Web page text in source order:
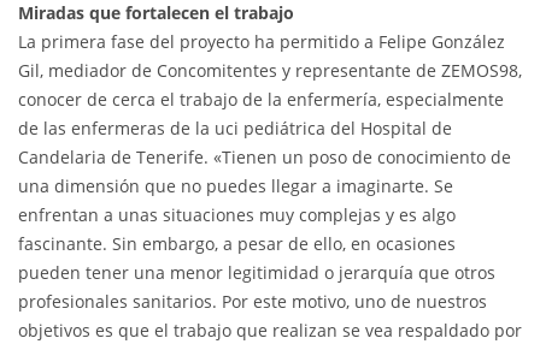
Miradas que fortalecen el trabajo
La primera fase del proyecto ha permitido a Felipe González
Gil, mediador de Concomitentes y representante de ZEMOS98,
conocer de cerca el trabajo de la enfermería, especialmente
de las enfermeras de la uci pediátrica del Hospital de
Candelaria de Tenerife. «Tienen un poso de conocimiento de
una dimensión que no puedes llegar a imaginarte. Se
enfrentan a unas situaciones muy complejas y es algo
fascinante. Sin embargo, a pesar de ello, en ocasiones
pueden tener una menor legitimidad o jerarquía que otros
profesionales sanitarios. Por este motivo, uno de nuestros
objetivos es que el trabajo que realizan se vea respaldado por